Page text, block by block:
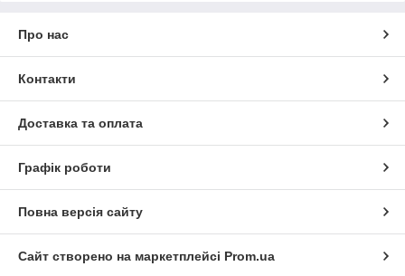
Про нас
Контакти
Доставка та оплата
Графік роботи
Повна версія сайту
Сайт створено на маркетплейсі Prom.ua